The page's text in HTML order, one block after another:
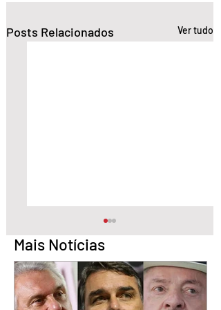
Posts Relacionados Ver tudo
Mais Notícias